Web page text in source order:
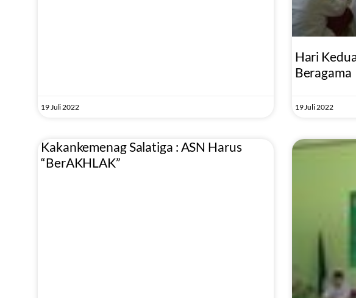
19 Juli 2022
Hari
Beragama
19 Juli 2022
Kakankemenag Salatiga : ASN Harus
“BerAKHLAK”